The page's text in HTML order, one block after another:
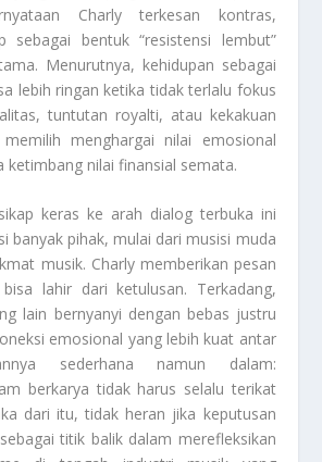
Charly terkesan kontras,
sebagai bentuk “resistensi lembut”
Menurutnya, kehidupan sebagai
lebih ringan ketika tidak terlalu fokus
tuntutan royalti, atau kekakuan
menghargai nilai emosional
ketimbang nilai finansial semata.
keras ke arah dialog terbuka ini
banyak pihak, mulai dari musisi muda
musik. Charly memberikan pesan
lahir dari ketulusan. Terkadang,
lain bernyanyi dengan bebas justru
emosional yang lebih kuat antar
sederhana namun dalam:
berkarya tidak harus selalu terikat
dari itu, tidak heran jika keputusan
titik balik dalam merefleksikan